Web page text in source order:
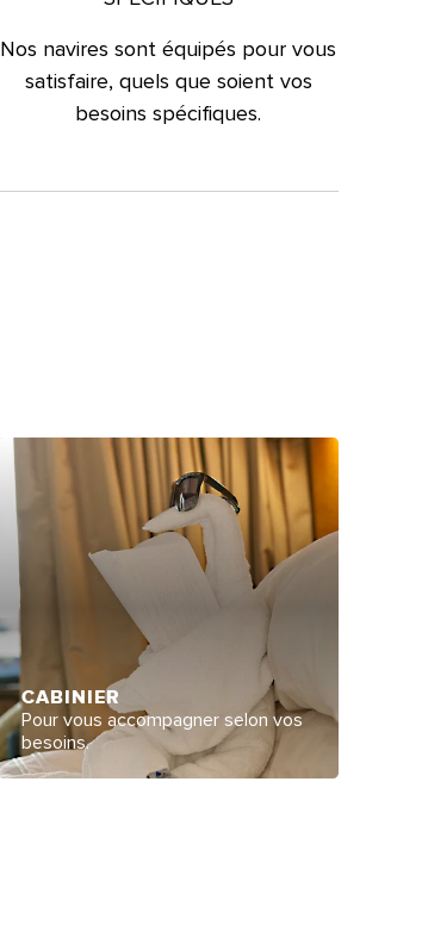
Nos navires sont équipés pour vous
satisfaire, quels que soient vos
besoins spécifiques.
CABINIER
Pour vous accompagner selon vos
besoins.